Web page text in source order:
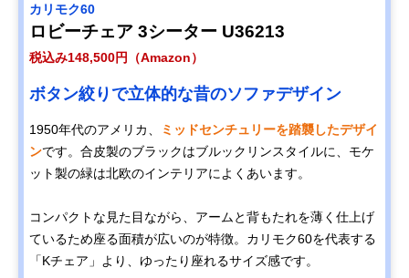
カリモク60
ロビーチェア 3シーター U36213
税込み148,500円（Amazon）
ボタン絞りで立体的な昔のソファデザイン
1950年代のアメリカ、
ミッドセンチュリーを踏襲したデザイ
ンです。合皮製のブラックはブルックリンスタイルに、モケ
ット製の緑は北欧のインテリアによくあいます。
コンパクトな見た目ながら、アームと背もたれを薄く仕上げ
ているため座る面積が広いのが特徴。カリモク60を代表する
「Kチェア」より、ゆったり座れるサイズ感です。